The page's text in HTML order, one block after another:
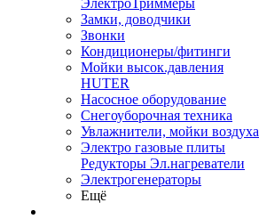
ЭлектроТриммеры
Замки, доводчики
Звонки
Кондиционеры/фитинги
Мойки высок.давления
HUTER
Насосное оборудование
Снегоуборочная техника
Увлажнители, мойки воздуха
Электро газовые плиты
Редукторы Эл.нагреватели
Электрогенераторы
Ещё